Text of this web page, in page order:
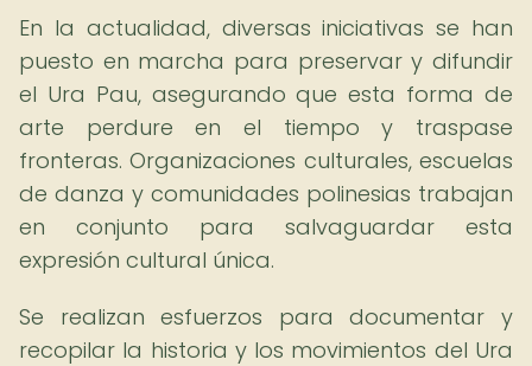
En la actualidad, diversas iniciativas se han
puesto en marcha para preservar y difundir
el Ura Pau, asegurando que esta forma de
arte perdure en el tiempo y traspase
fronteras. Organizaciones culturales, escuelas
de danza y comunidades polinesias trabajan
en conjunto para salvaguardar esta
expresión cultural única.
Se realizan esfuerzos para documentar y
recopilar la historia y los movimientos del Ura